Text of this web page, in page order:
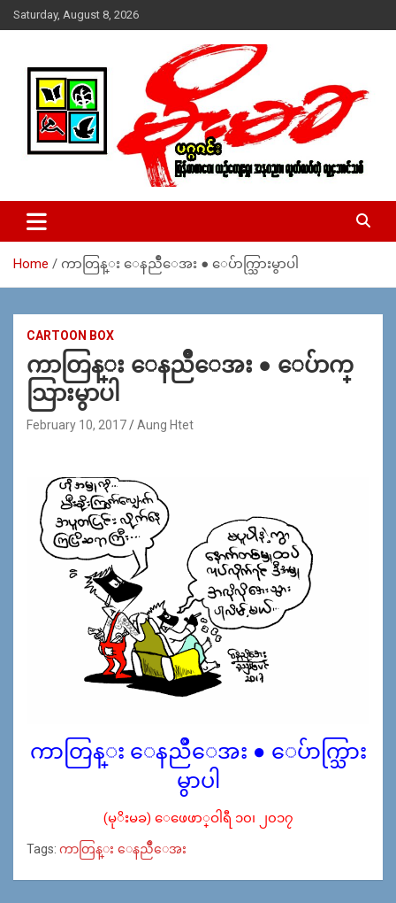
Skip
to
Saturday, August 8, 2026
MoeMaKa Burmese News &
Media
ယ္ေရး – အမွတ္ ၂၅၄၊ ပထပ္၊ လမ္း ၄၀၊ ေက်ာက္တံတား၊ ရန္ကုန္။
(ဖုုံး – ၀၉ ၂၅၂ ၂၄၉ ၀၉၄ ၊ ၀၉ ၄၂၁ ၇၄၃ ၇၅၃ ၊ ၀၉ ၅၀၄ ၁၀ ၅၈) ျ
ဇာေစ်းသစ္ ။ ၀၉ ၇၈၆၈၃၇ ၃၀၅ / ၀၉ ၉၆၃၆၉၉၈၃၄
Home ကာတြန္း ေနညဳိေအး ● ေပ်ာက္သြားမွာပါ
CARTOON BOX
ကာတြန္း ေနညဳိေအး ● ေပ်ာက္
သြားမွာပါ
February 10, 2017 Aung Htet
ကာတြန္း ေနညဳိေအး ● ေပ်ာက္သြား
မွာပါ
(မုိးမခ) ေဖေဖာ္ဝါရီ ၁၀၊ ၂၀၁၇
Tags: ကာတြန္း ေနညဳိေအး